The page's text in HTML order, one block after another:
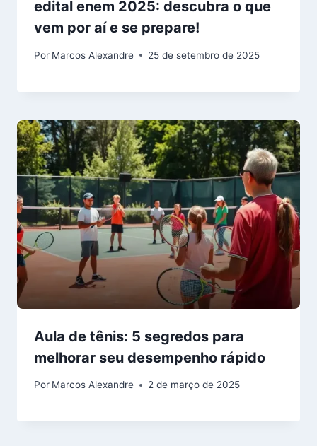
edital enem 2025: descubra o que
vem por aí e se prepare!
Por Marcos Alexandre 25 de setembro de 2025
Aula de tênis: 5 segredos para
melhorar seu desempenho rápido
Por Marcos Alexandre 2 de março de 2025